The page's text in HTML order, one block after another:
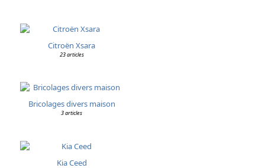
Citroën Xsara
23 articles
Bricolages divers maison
3 articles
Kia Ceed